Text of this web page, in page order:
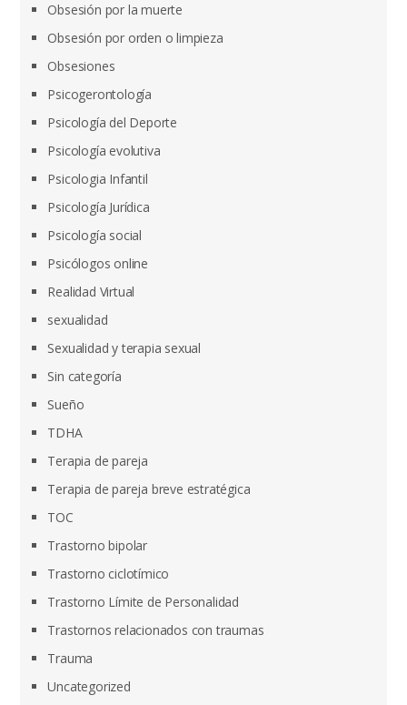
Obsesión por la muerte
Obsesión por orden o limpieza
Obsesiones
Psicogerontología
Psicología del Deporte
Psicología evolutiva
Psicologia Infantil
Psicología Jurídica
Psicología social
Psicólogos online
Realidad Virtual
sexualidad
Sexualidad y terapia sexual
Sin categoría
Sueño
TDHA
Terapia de pareja
Terapia de pareja breve estratégica
TOC
Trastorno bipolar
Trastorno ciclotímico
Trastorno Límite de Personalidad
Trastornos relacionados con traumas
Trauma
Uncategorized